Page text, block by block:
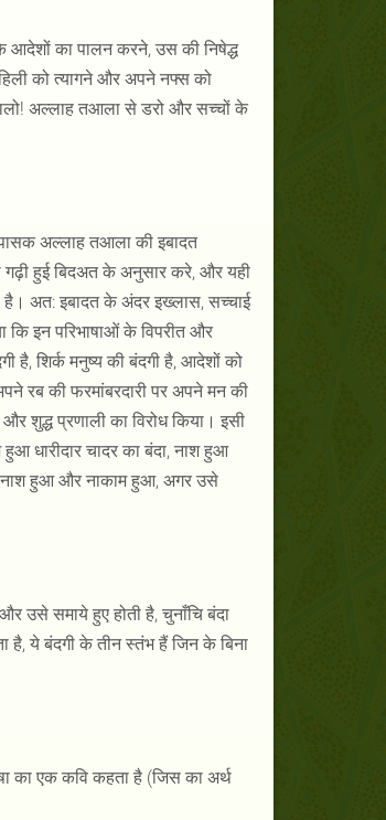
आदेशों का पालन करने, उस की निषेद्ध
को त्यागने और अपने नफ्स को
अल्लाह तआला से डरो और सच्चों के
अल्लाह तआला की इबादत
हुई बिदअत के अनुसार करे, और यही
अत: इबादत के अंदर इख्लास, सच्चाई
इन परिभाषाओं के विपरीत और
है, शिर्क मनुष्य की बंदगी है, आदेशों को
रब की फरमांबरदारी पर अपने मन की
शुद्ध प्रणाली का विरोध किया। इसी
धारीदार चादर का बंदा, नाश हुआ
नाश हुआ और नाकाम हुआ, अगर उसे
उसे समाये हुए होती है, चुनाँचि बंदा
ये बंदगी के तीन स्तंभ हैं जिन के बिना
का एक कवि कहता है (जिस का अर्थ